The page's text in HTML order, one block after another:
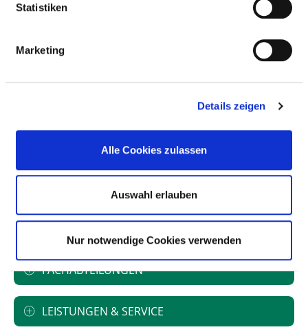
Statistiken
Marketing
Details zeigen
Alle Cookies zulassen
Auswahl erlauben
Nur notwendige Cookies verwenden
Anzahl der Fachabteilungen: 1
Vollstationäre Fallzahl: 1.347
Art des Trägers: öffentlich
Akademisches Lehrkrankenhaus
Johannes-Gutenberg-Universität Mainz
FACHABTEILUNGEN
LEISTUNGEN & SERVICE